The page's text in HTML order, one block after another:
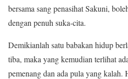
bersama sang penasihat Sakuni,
dengan penuh suka-cita.
Demikianlah satu babakan hidup
tiba, maka yang kemudian terlihat
pemenang dan ada pula yang kalah.